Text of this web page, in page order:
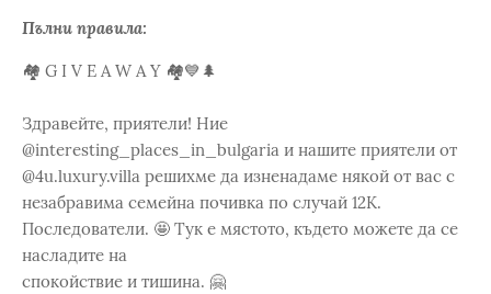
Пълни правила:
🏘️ G I V E A W A Y 🏘️💙🌲
Здравейте, приятели! Ние
@interesting_places_in_bulgaria и нашите приятели от
@4u.luxury.villa решихме да изненадаме някой от вас с
незабравима семейна почивка по случай 12К.
Последователи. 🤩 Тук е мястото, където можете да се
насладите на
спокойствие и тишина. 🤗